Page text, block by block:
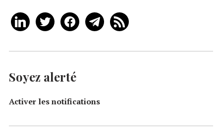
Soyez alerté
Activer les notifications